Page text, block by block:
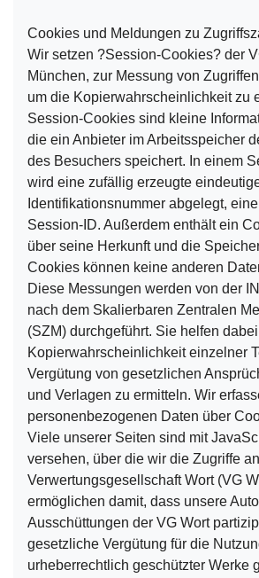
Cookies und Meldungen zu
Wir setzen ?Session-Cookies? der
München, zur Messung von
um die Kopierwahrscheinlichkeit zu
Session-Cookies sind kleine
die ein Anbieter im Arbeitsspeicher
des Besuchers speichert. In einem
wird eine zufällig erzeugte
Identifikationsnummer abgelegt,
Session-ID. Außerdem enthält ein
über seine Herkunft und die
Cookies können keine anderen
Diese Messungen werden von der
nach dem Skalierbaren Zentralen
(SZM) durchgeführt. Sie helfen
Kopierwahrscheinlichkeit einzelner
Vergütung von gesetzlichen
und Verlagen zu ermitteln. Wir
personenbezogenen Daten über
Viele unserer Seiten sind mit
versehen, über die wir die Zugriffe
Verwertungsgesellschaft Wort (VG
ermöglichen damit, dass unsere
Ausschüttungen der VG Wort
gesetzliche Vergütung für die
urheberrechtlich geschützter Werke